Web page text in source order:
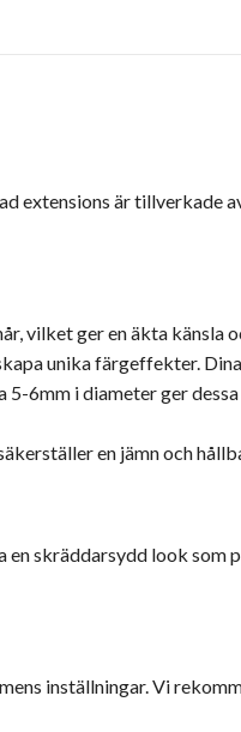
extensions är tillverkade
vilket ger en äkta känsla
unika färgeffekter.
6mm i diameter ger
en jämn och
skräddarsydd look som
inställningar. Vi